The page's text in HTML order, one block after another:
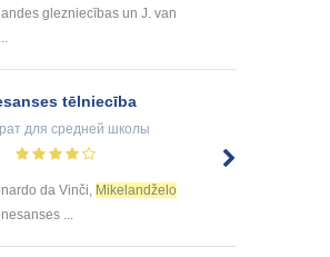
glezniecības un J. van
tēlniecība
для средней школы
da Vinči, Mikelandželo
...